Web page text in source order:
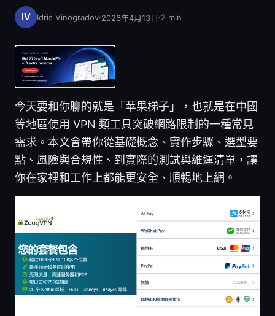
Idris Vinogradov·2026年4月13日·2 min
今天要和你聊的就是「苹果梯子」，也就是在中國
等地區使用 VPN 類工具突破網路限制的一種常見
需求。本文會帶你從基礎概念、實作步驟、選型要
點、風險與合規性、到實際的測試與維運清單，讓
你在家裡和工作上都能更安全、順暢地上網。